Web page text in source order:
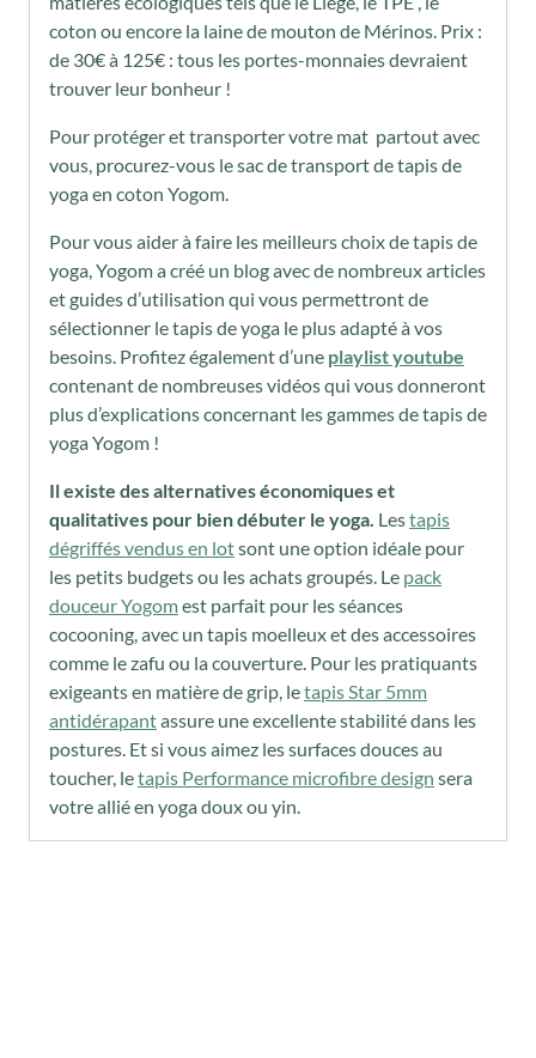
coton ou encore la laine de mouton de Mérinos. Prix :
de 30€ à 125€ : tous les portes-monnaies devraient
trouver leur bonheur !
Pour protéger et transporter votre mat partout avec
vous, procurez-vous le sac de transport de tapis de
yoga en coton Yogom.
Pour vous aider à faire les meilleurs choix de tapis de
yoga, Yogom a créé un blog avec de nombreux articles
et guides d’utilisation qui vous permettront de
sélectionner le tapis de yoga le plus adapté à vos
besoins. Profitez également d’une playlist youtube
contenant de nombreuses vidéos qui vous donneront
plus d’explications concernant les gammes de tapis de
yoga Yogom !
Il existe des alternatives économiques et
qualitatives pour bien débuter le yoga. Lestapis
dégriffés vendus en lotsont une option idéale pour
les petits budgets ou les achats groupés. Le pack
douceur Yogomest parfait pour les séances
cocooning, avec un tapis moelleux et des accessoires
comme le zafu ou la couverture. Pour les pratiquants
exigeants en matière de grip, letapis Star 5mm
antidérapantassure une excellente stabilité dans les
postures. Et si vous aimez les surfaces douces au
toucher, letapis Performance microfibre design sera
votre allié en yoga doux ou yin.